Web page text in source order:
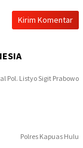
Pol. Listyo Sigit Prabowo
Polres Kapuas Hulu